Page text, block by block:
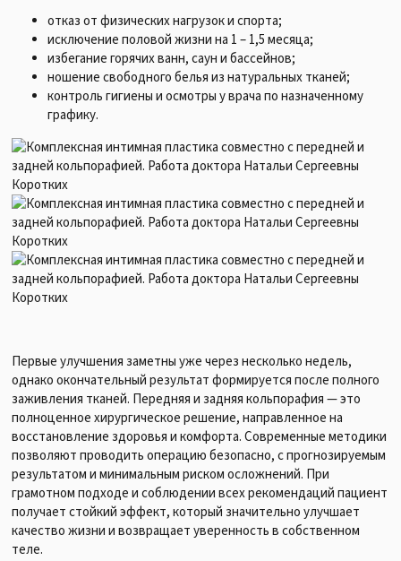
отказ от физических нагрузок и спорта;
исключение половой жизни на 1 – 1,5 месяца;
избегание горячих ванн, саун и бассейнов;
ношение свободного белья из натуральных тканей;
контроль гигиены и осмотры у врача по назначенному
графику.
Первые улучшения заметны уже через несколько недель,
однако окончательный результат формируется после полного
заживления тканей. Передняя и задняя кольпорафия — это
полноценное хирургическое решение, направленное на
восстановление здоровья и комфорта. Современные методики
позволяют проводить операцию безопасно, с прогнозируемым
результатом и минимальным риском осложнений. При
грамотном подходе и соблюдении всех рекомендаций пациент
получает стойкий эффект, который значительно улучшает
качество жизни и возвращает уверенность в собственном
теле.